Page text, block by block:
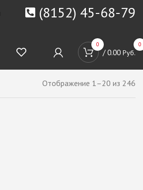
(8152) 45-68-79
0 0
/ 0.00 Руб.
Отображение 1–20 из 246